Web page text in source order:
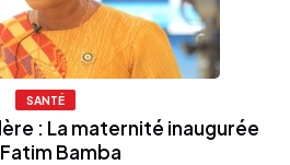
SANTÉ
: La maternité inaugurée
Bamba